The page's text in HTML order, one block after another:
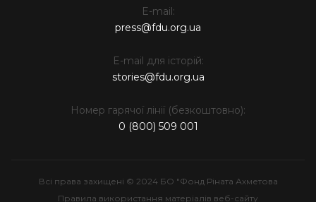
E-mail:
press@fdu.org.ua
E-mail для історій:
stories@fdu.org.ua
Номер гарячої лінії (безкоштовно):
0 (800) 509 001
Всі права захищені © 2024 БО "Фонд Ріната Ахметова
Правила використання матеріалів веб-сайту